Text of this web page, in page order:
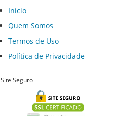
Início
Quem Somos
Termos de Uso
Política de Privacidade
Site Seguro